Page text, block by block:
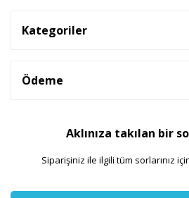
Kategoriler
Ödeme
Aklınıza takılan bir
Siparişiniz ile ilgili tüm sorlarınız